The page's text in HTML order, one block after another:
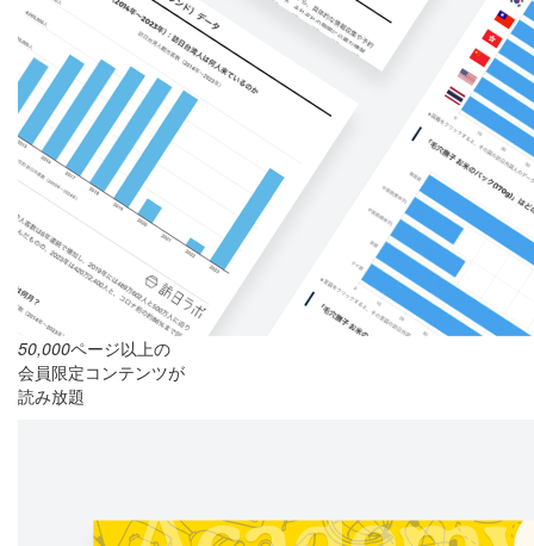
50,000ページ以上の
会員限定コンテンツが
読み放題